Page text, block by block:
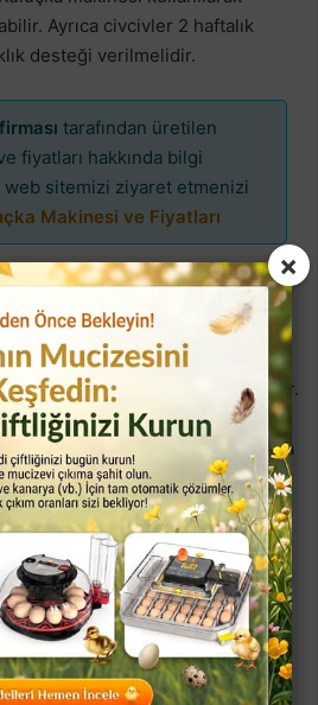
Ayrıca civcivler 2 haftalık
desteği verilmelidir.
tarafından üretilen
fiyatları hakkında bilgi
sitemizi ziyaret etmenizi
Makinesi ve Fiyatları
dayanıklıdır, ancak hijyenik
yaygın hastalıklar
mantar hastalıkları ve ishaldir.
yapılmalı ve hastalıklara karşı
Acil durumlarda ise mutlaka
sunulan bu makalede, Japon
hakkında önemli
yetiştiriciliği, düşük
bir yatırımdır.
×